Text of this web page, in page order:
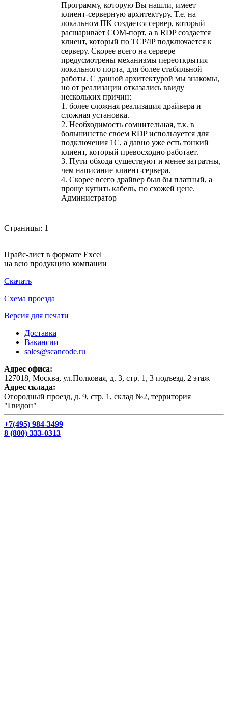
Программу, которую Вы нашли, имеет
клиент-серверную архитектуру. Т.е. на
локальном ПК создается сервер, который
расшаривает СОМ-порт, а в RDP создается
клиент, который по TCP/IP подключается к
серверу. Скорее всего на сервере
предусмотрены механизмы переоткрытия
локального порта, для более стабильной
работы. С данной архитектурой мы знакомы,
но от реализации отказались ввиду
нескольких причин:
1. более сложная реализация драйвера и
сложная установка.
2. Необходимость сомнительная, т.к. в
большинстве своем RDP используется для
подключения 1С, а давно уже есть тонкий
клиент, который превосходно работает.
3. Пути обхода существуют и менее затратны,
чем написание клиент-сервера.
4. Скорее всего драйвер был бы платный, а
проще купить кабель, по схожей цене.
Администратор
Страницы: 1
Прайс-лист в формате Excel
на всю продукцию компании
Скачать
Схема проезда
Версия для печати
Доставка
Вакансии
sales@scancode.ru
Адрес офиса:
127018, Москва, ул.Полковая, д. 3, стр. 1, 3 подъезд, 2 этаж
Адрес склада:
Огородный проезд, д. 9, стр. 1, склад №2, территория
"Гвидон"
+7(495) 984-3499
8 (800) 333-0313